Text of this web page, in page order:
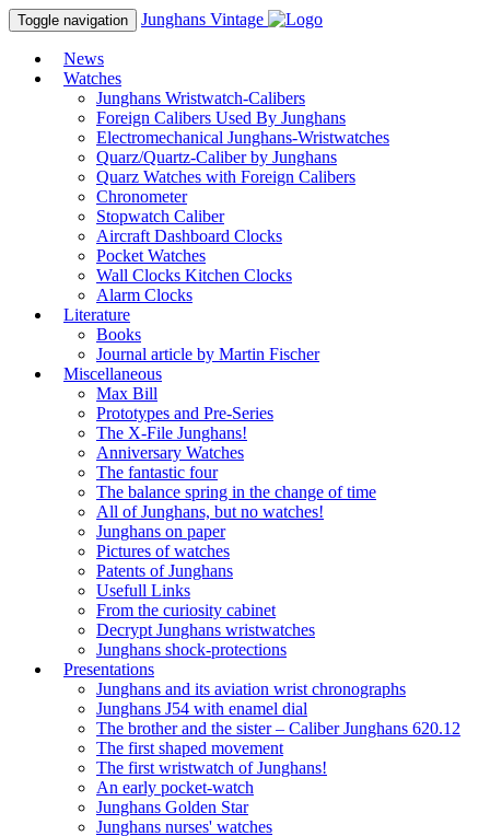
Toggle navigation Junghans Vintage
News
Watches
Junghans Wristwatch-Calibers
Foreign Calibers Used By Junghans
Electromechanical Junghans-Wristwatches
Quarz/Quartz-Caliber by Junghans
Quarz Watches with Foreign Calibers
Chronometer
Stopwatch Caliber
Aircraft Dashboard Clocks
Pocket Watches
Wall Clocks Kitchen Clocks
Alarm Clocks
Literature
Books
Journal article by Martin Fischer
Miscellaneous
Max Bill
Prototypes and Pre-Series
The X-File Junghans!
Anniversary Watches
The fantastic four
The balance spring in the change of time
All of Junghans, but no watches!
Junghans on paper
Pictures of watches
Patents of Junghans
Usefull Links
From the curiosity cabinet
Decrypt Junghans wristwatches
Junghans shock-protections
Presentations
Junghans and its aviation wrist chronographs
Junghans J54 with enamel dial
The brother and the sister – Caliber Junghans 620.12
The first shaped movement
The first wristwatch of Junghans!
An early pocket-watch
Junghans Golden Star
Junghans nurses' watches